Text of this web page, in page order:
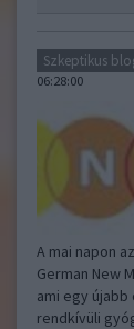
Szkeptikus
06:28:00
A mai napon
German New
ami egy
rendkívüli